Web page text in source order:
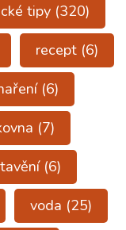
tipy(320)
recept(6)
(6)
(7)
(6)
voda (25)